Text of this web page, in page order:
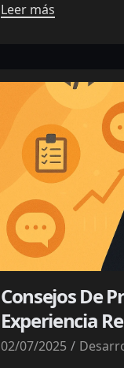
Leer más
Consejos De
Experiencia
02/07/2025